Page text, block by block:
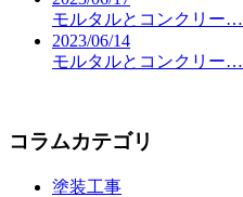
モルタルとコンクリー…
2023/06/14
モルタルとコンクリー…
コラムカテゴリ
塗装工事